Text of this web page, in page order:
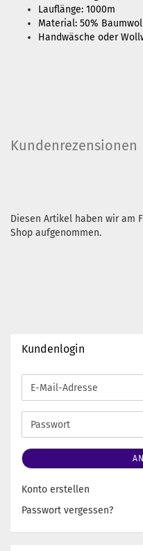
Lauflänge: 1000m
Material: 50%
Handwäsche oder
Kundenrezensionen
Diesen Artikel haben wir am
Shop aufgenommen.
Kundenlogin
E-
Mail-
Adresse
Passwort
Konto erstellen
Passwort vergessen?